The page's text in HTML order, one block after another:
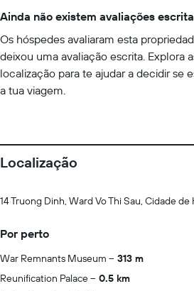
Ainda não existem avaliações
Os hóspedes avaliaram esta
deixou uma avaliação escrita. Explora
localização para te ajudar a decidir se
a tua viagem.
Localização
14 Truong Dinh, Ward Vo Thi Sau, Cidade
Por perto
War Remnants Museum
313 m
Reunification Palace
0.5 km